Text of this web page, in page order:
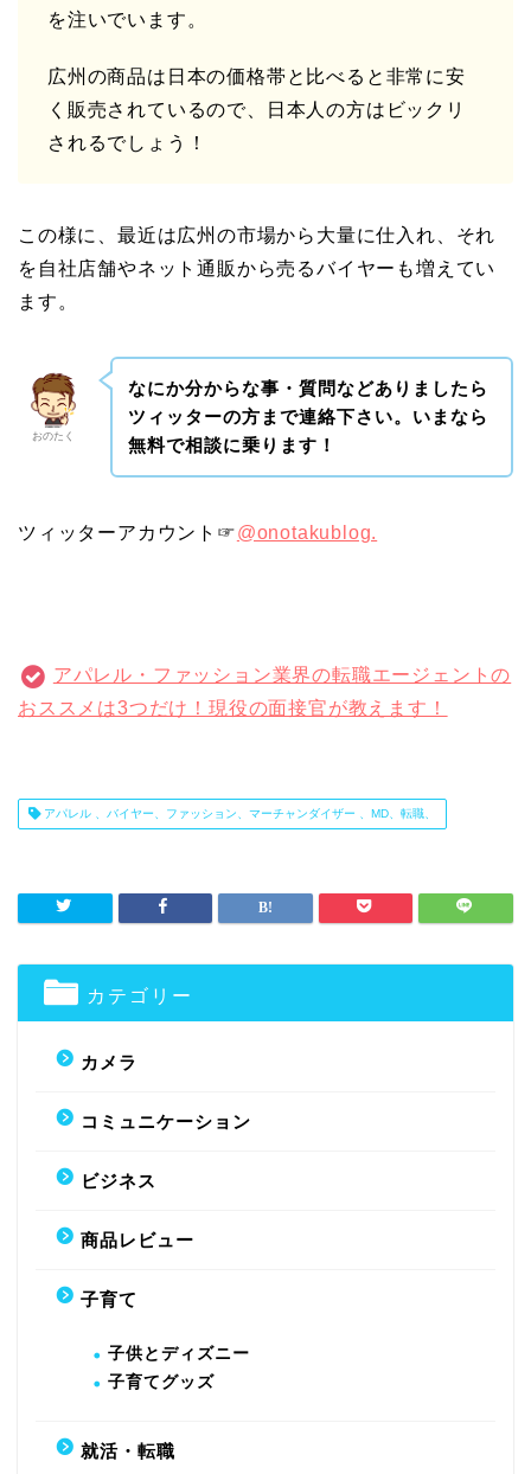
を注いでいます。
広州の商品は日本の価格帯と比べると非常に安
く販売されているので、日本人の方はビックリ
されるでしょう！
この様に、最近は広州の市場から大量に仕入れ、それ
を自社店舗やネット通販から売るバイヤーも増えてい
ます。
おのたく
なにか分からな事・質問などありましたら
ツィッターの方まで連絡下さい。いまなら
無料で相談に乗ります！
ツィッターアカウント☞@onotakublog.
アパレル・ファッション業界の転職エージェントの
おススメは3つだけ！現役の面接官が教えます！
アパレル 、バイヤー、ファッション、マーチャンダイザー 、MD、転職、
カテゴリー
カメラ
コミュニケーション
ビジネス
商品レビュー
子育て
子供とディズニー
子育てグッズ
就活・転職